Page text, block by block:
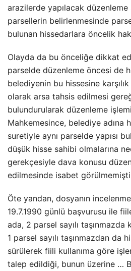
arazilerde yapılacak
parsellerin belirlenmesinde
bulunan hissedarlara öncelik
Olayda da bu önceliğe dikkat
parselde düzenleme öncesi de
belediyenin bu hissesine
olarak arsa tahsis edilmesi
bulundurularak düzenleme
Mahkemesince, belediye adına
suretiyle aynı parselde yapısı
düşük hisse sahibi olmalarına
gerekçesiyle dava konusu
edilmesinde isabet
Öte yandan, dosyanın
19.7.1990 günlü başvurusu ile
ada, 2 parsel sayılı taşınmazda
1 parsel sayılı taşınmazdan da
sürülerek fiili kullanıma göre
talep edildiği, bunun üzerine …